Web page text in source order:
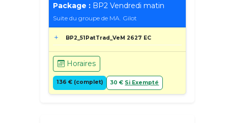
Package : BP2 Vendredi matin
Suite du groupe de MA. Gilot
BP2_51PatTrad_VeM 2627 EC
Horaires
136 € (complet) 30 € Si Exempté